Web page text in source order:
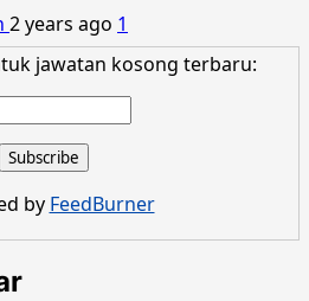
2 years ago 1
jawatan kosong terbaru:
by FeedBurner